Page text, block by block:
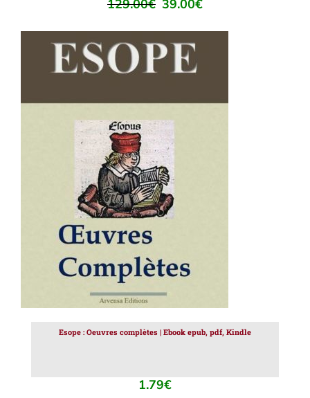
129.00€ Le
initial
était :
129.00€.
39.00€Le
actuel
AJOUTER AU PANIER / DÉTAILS
Esope : Oeuvres complètes | Ebook epub, pdf, Kindle
1.79€